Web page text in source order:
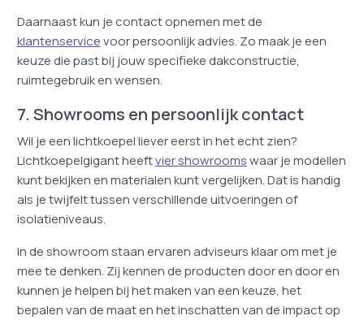
Daarnaast kun je contact opnemen met de
klantenservicevoor persoonlijk advies. Zo maak je een
keuze die past bij jouw specifieke dakconstructie,
ruimtegebruik en wensen.
7. Showrooms en persoonlijk contact
Wil je een lichtkoepel liever eerst in het echt zien?
Lichtkoepelgigant heeftvier showroomswaar je modellen
kunt bekijken en materialen kunt vergelijken. Dat is handig
als je twijfelt tussen verschillende uitvoeringen of
isolatieniveaus.
In de showroom staan ervaren adviseurs klaar om met je
mee te denken. Zij kennen de producten door en door en
kunnen je helpen bij het maken van een keuze, het
bepalen van de maat en het inschatten van de impact op